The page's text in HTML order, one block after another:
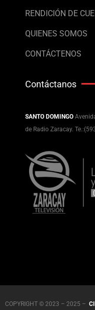
RENDICIÓN DE
QUIENES SOMOS
CONTÁCTENOS
Contáctanos
SANTO DOMINGO
de Radio Zaracay.
COPYRIGHT © 2023 – 2025 –